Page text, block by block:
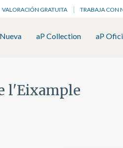
VALORACIÓN GRATUITA TRABAJA CON
aP Collection aP
l'Eixample